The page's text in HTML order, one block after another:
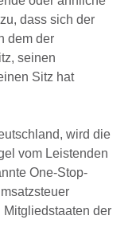
dass sich der
dem der
seinen
Sitz hat
wird die
vom Leistenden
One-Stop-
der